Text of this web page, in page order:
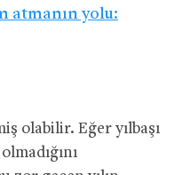
atmanın yolu:
olabilir. Eğer yılbaşı